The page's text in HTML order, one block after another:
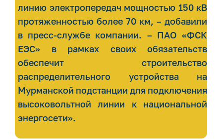
линию электропередач мощностью 150 кВ
протяженностью более 70 км, – добавили
в пресс-службе компании. – ПАО «ФСК
ЕЭС» в рамках своих обязательств
обеспечит строительство
распределительного устройства на
Мурманской подстанции для подключения
высоковольтной линии к национальной
энергосети».